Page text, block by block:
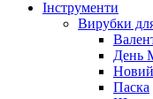
Інструменти
Вирубки
День
Новий
Паска